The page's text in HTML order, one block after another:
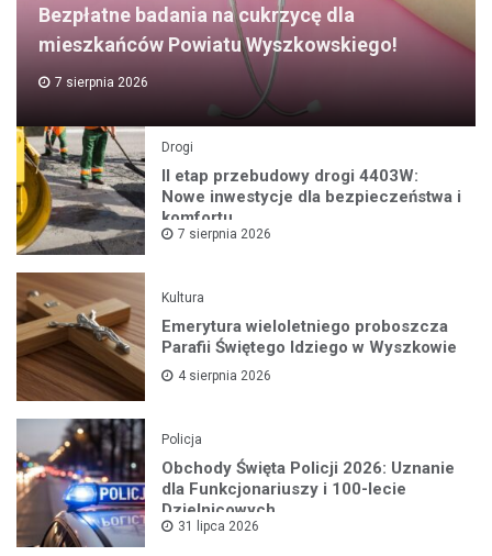
Bezpłatne badania na cukrzycę dla
mieszkańców Powiatu Wyszkowskiego!
7 sierpnia 2026
Drogi
II etap przebudowy drogi 4403W:
Nowe inwestycje dla bezpieczeństwa i
komfortu
7 sierpnia 2026
Kultura
Emerytura wieloletniego proboszcza
Parafii Świętego Idziego w Wyszkowie
4 sierpnia 2026
Policja
Obchody Święta Policji 2026: Uznanie
dla Funkcjonariuszy i 100-lecie
Dzielnicowych
31 lipca 2026